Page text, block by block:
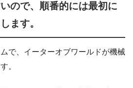
ので、順番的には最初に
ます。
で、イーターオブワールドが機械
。